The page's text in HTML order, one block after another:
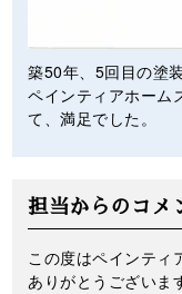
築50年、5回目の塗
ペインティアホーム
て、満足でした。
担当からのコメ
この度はペインティ
ありがとうございま